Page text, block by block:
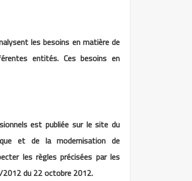
les besoins en matière de
entités. Ces besoins en
est publiée sur le site du
et de la modernisation de
les règles précisées par les
du 22 octobre 2012.